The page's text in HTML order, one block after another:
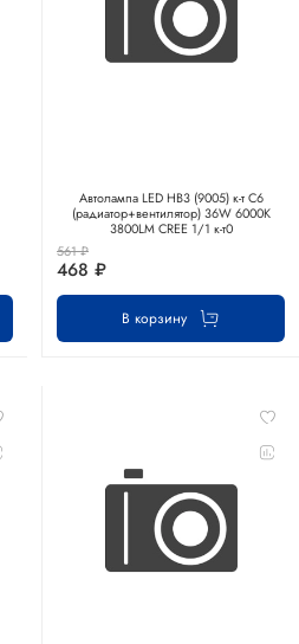
Автолампа LED НB3 (9005) к-т C6
(радиатор+вентилятор) 36W 6000K
3800LM CREE 1/1 к-т0
561 ₽
468 ₽
В корзину